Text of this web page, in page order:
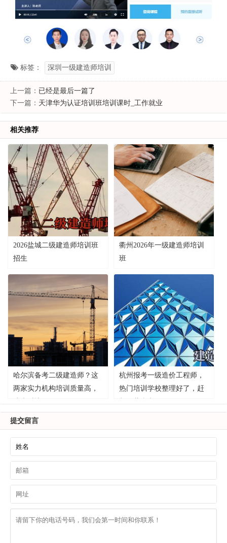
标签： 深圳一级建造师培训
上一篇： 已经是最后一篇了
下一篇： 天津华为认证培训班培训课时_工作就业
相关推荐
2026盐城二级建造师培训班
招生
衢州2026年一级建造师培训
班
哈尔滨备考二级建造师？这
两家实力机构培训质量高，
杭州报考一级造价工程师，
热门培训学校整理好了，赶
提交留言